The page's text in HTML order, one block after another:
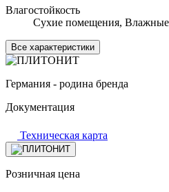
Влагостойкость
Сухие помещения,
Все характеристики
Германия - родина бренда
Документация
Техническая карта
Розничная цена